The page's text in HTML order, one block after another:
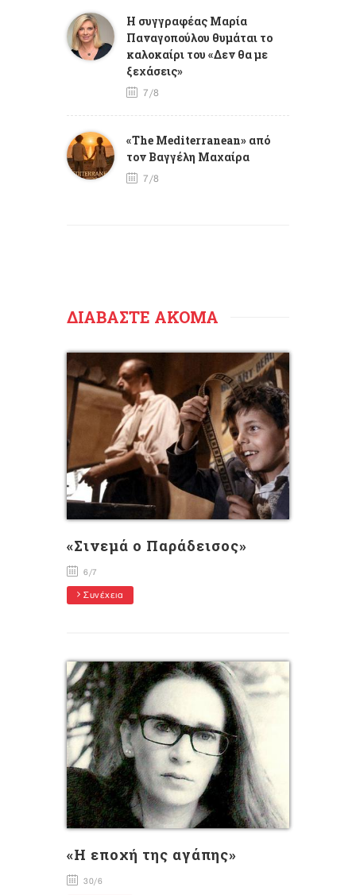
Η συγγραφέας Μαρία
Παναγοπούλου θυμάται το
καλοκαίρι του «Δεν θα με
ξεχάσεις»
7/8
«The Mediterranean» από
τον Βαγγέλη Μαχαίρα
7/8
ΔΙΑΒΑΣΤΕ ΑΚΟΜΑ
«Σινεμά ο Παράδεισος»
6/7
Συνέχεια
«Η εποχή της αγάπης»
30/6